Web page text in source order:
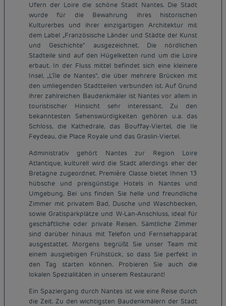
Ufern der Loire die schöne Stadt Nantes. Die Stadt
wurde für die Bewahrung ihres historischen
Kulturerbes und ihrer einzigartigen Architektur mit
dem Label „Französische Länder und Städte der Kunst
und Geschichte“ ausgezeichnet. Die nördlichen
Stadteile sind auf den Hügelketten rund um die Loire
erbaut. In der Fluss mittel befindet sich eine kleinere
Insel, „L’île de Nantes“, die über mehrere Brücken mit
den umliegenden Stadtteilen verbunden ist. Auf Grund
ihrer zahlreichen Baudenkmäler ist Nantes vor allem in
touristischer Hinsicht sehr interessant. Zu den
bekanntesten Sehenswürdigkeiten gehören u.a. das
Schloss, die Kathedrale, das Bouffay-Viertel, die Ile
Feydeau, die Place Royale und das Graslin-Viertel.
Administrativ gehört Nantes zur Region Loire
Atlantique, kulturell wird die Stadt allerdings eher der
Bretagne zugeordnet. Première Classe bietet Ihnen 13
hübsche und preisgünstige Hotels in Nantes und
Umgebung. Bei uns finden Sie helle und freundliche
Zimmer mit privatem Bad, Dusche und Waschbecken,
sowie Gratisparkplätze und W-Lan-Anschluss, ideal für
geschäftliche oder private Reisen. Sämtliche Zimmer
sind darüber hinaus mit Telefon und Fernsehapparat
ausgestattet. Morgens begrüßt Sie unser Team mit
einem ausgiebigen Frühstück, so dass Sie perfekt in
den Tag starten können. Probieren Sie auch die
lokalen Spezialitäten in unserem Restaurant!
Ein Spaziergang durch Nantes ist wie eine Reise durch
die Zeit. Zu den wichtigsten Baudenkmälern der Stadt